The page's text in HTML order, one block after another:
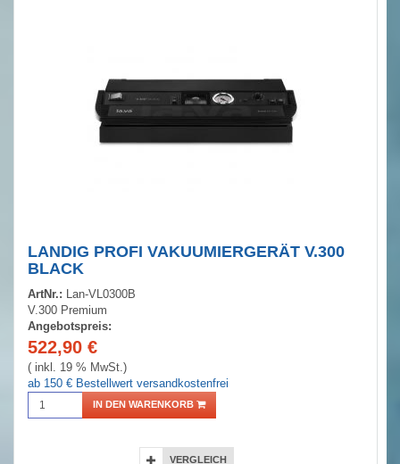
LANDIG PROFI VAKUUMIERGERÄT V.300
BLACK
ArtNr.:
Lan-VL0300B
V.300 Premium
Angebotspreis:
522,90 €
( inkl. 19 % MwSt.)
ab 150 € Bestellwert versandkostenfrei
IN DEN WARENKORB
VERGLEICH